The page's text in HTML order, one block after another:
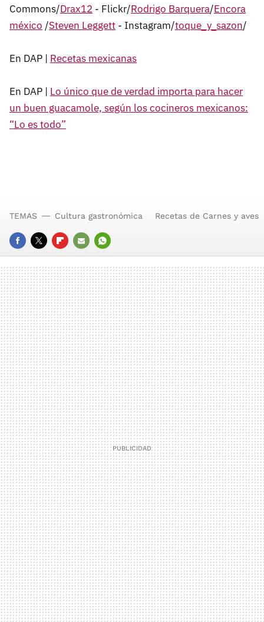
Commons/Drax12 - Flickr/Rodrigo Barquera/Encora
méxico /Steven Leggett - Instagram/toque_y_sazon/
En DAP | Recetas mexicanas
En DAP | Lo único que de verdad importa para hacer
un buen guacamole, según los cocineros mexicanos:
“Lo es todo”
FACEBOOK
TWITTERFLIPBOARD
E-
MAIL
WHATSAPP
TEMAS Cultura gastronómica Recetas de Carnes y aves